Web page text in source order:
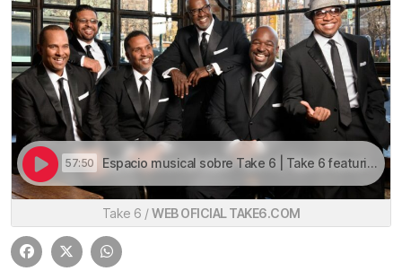
57:50 Espacio musical sobre Take 6 | Take 6 featuring… : las voces que colaboran
Take 6 /WEB OFICIAL TAKE6.COM